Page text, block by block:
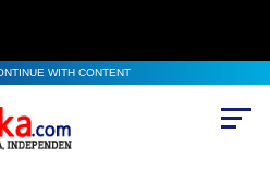
WITH CONTENT